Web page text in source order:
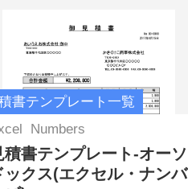
書テンプレート一覧
Numbers
積書テンプレート-オーソ
ックス(エクセル・ナンバ